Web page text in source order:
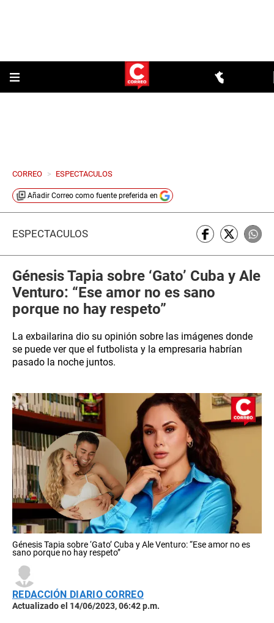
CORREO > ESPECTACULOS
Añadir Correo como fuente preferida en
ESPECTÁCULOS
Génesis Tapia sobre ‘Gato’ Cuba y Ale
Venturo: “Ese amor no es sano
porque no hay respeto”
La exbailarina dio su opinión sobre las imágenes donde
se puede ver que el futbolista y la empresaria habrían
pasado la noche juntos.
Génesis Tapia sobre ‘Gato’ Cuba y Ale Venturo: “Ese amor no es
sano porque no hay respeto”
REDACCIÓN DIARIO CORREO
Actualizado el 14/06/2023, 06:42 p.m.